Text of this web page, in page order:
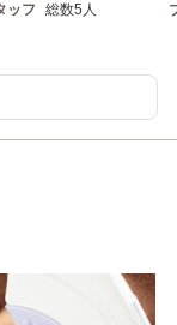
ッフ 総数5人